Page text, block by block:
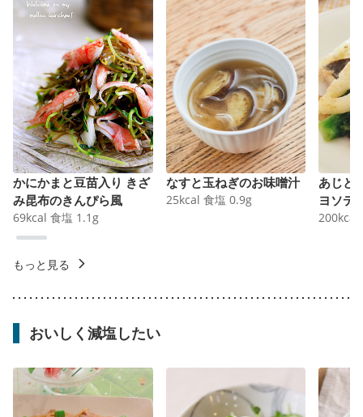
かにかまと豆苗入り きざ
み昆布のきんぴら風
69kcal 食塩 1.1 g
なすと玉ねぎのお味噌汁
25kcal 食塩 0.9g
あじと
ヨソテ
200kcal
もっと見る
おいしく減塩したい